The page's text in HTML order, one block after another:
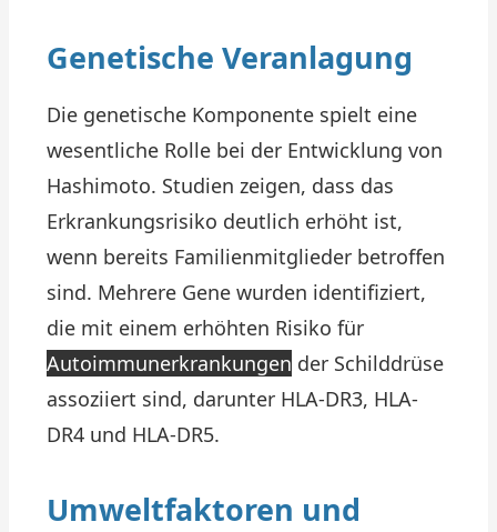
Genetische Veranlagung
Die genetische Komponente spielt eine
wesentliche Rolle bei der Entwicklung von
Hashimoto. Studien zeigen, dass das
Erkrankungsrisiko deutlich erhöht ist,
wenn bereits Familienmitglieder betroffen
sind. Mehrere Gene wurden identifiziert,
die mit einem erhöhten Risiko für
Autoimmunerkrankungen der Schilddrüse
assoziiert sind, darunter HLA-DR3, HLA-
DR4 und HLA-DR5.
Umweltfaktoren und